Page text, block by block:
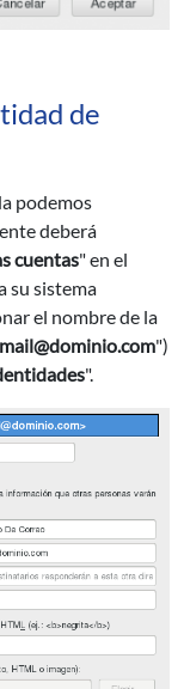
de
podemos
deberá
cuentas" en el
su sistema
el nombre de la
mail@dominio.com")
".